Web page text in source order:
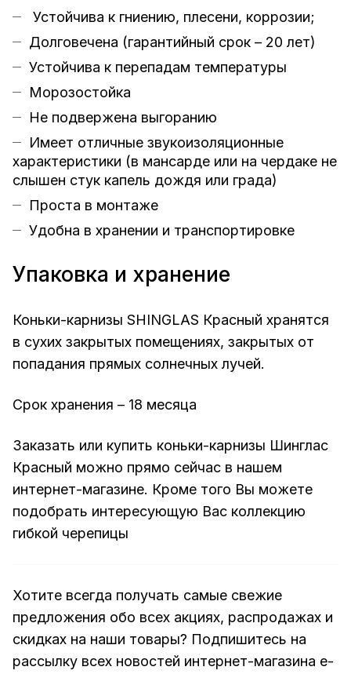
Устойчива к гниению, плесени, коррозии;
Долговечена (гарантийный срок – 20 лет)
Устойчива к перепадам температуры
Морозостойка
Не подвержена выгоранию
Имеет отличные звукоизоляционные
характеристики (в мансарде или на чердаке не
слышен стук капель дождя или града)
Проста в монтаже
Удобна в хранении и транспортировке
Упаковка и хранение
Коньки-карнизы SHINGLAS Красный хранятся
в сухих закрытых помещениях, закрытых от
попадания прямых солнечных лучей.
Срок хранения – 18 месяца
Заказать или купить коньки-карнизы Шинглас
Красный можно прямо сейчас в нашем
интернет-магазине. Кроме того Вы можете
подобрать интересующую Вас коллекцию
гибкой черепицы
Хотите всегда получать самые свежие
предложения обо всех акциях, распродажах и
скидках на наши товары? Подпишитесь на
рассылку всех новостей интернет-магазина e-